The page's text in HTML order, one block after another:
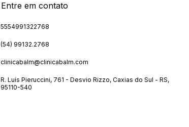
Entre em contato
5554991322768
(54) 99132.2768
clinicabalm@clinicabalm.com
R. Luís Pieruccini, 761 - Desvio Rizzo, Caxias do Sul - RS,
95110-540